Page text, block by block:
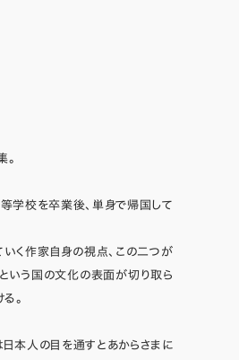
学校を卒業後、単身で帰国して
く作家自身の視点、この二つが
いう国の文化の表面が切り取ら
。
本人の目を通すとあからさまに